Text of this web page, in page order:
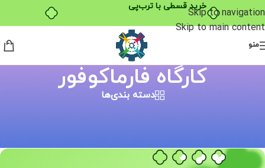
خرید قسطی با ترب‌پی
Skip to navigation
Skip to main content
منو
کارگاه فارماکوفور
دسته بندی‌ها